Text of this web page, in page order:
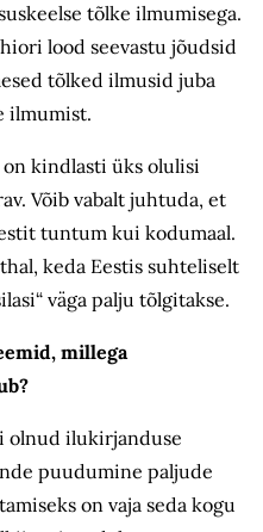
tõlke ilmumisega.
lood seevastu jõudsid
tõlked ilmusid juba
ilmumist.
on kindlasti üks olulisi
Võib vabalt juhtuda, et
tuntum kui kodumaal.
keda Eestis suhteliselt
väga palju tõlgitakse.
millega
olnud ilukirjanduse
puudumine paljude
on vaja seda kogu